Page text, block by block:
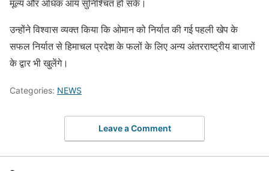
मूल्य और अधिक आय सुनिश्चित हो सके।
उन्होंने विश्वास व्यक्त किया कि ओमान को निर्यात की गई पहली खेप के
सफल निर्यात से हिमाचल प्रदेश के फलों के लिए अन्य अंतरराष्ट्रीय बाजारों
के द्वार भी खुलेंगे।
Categories: NEWS
Leave a Comment